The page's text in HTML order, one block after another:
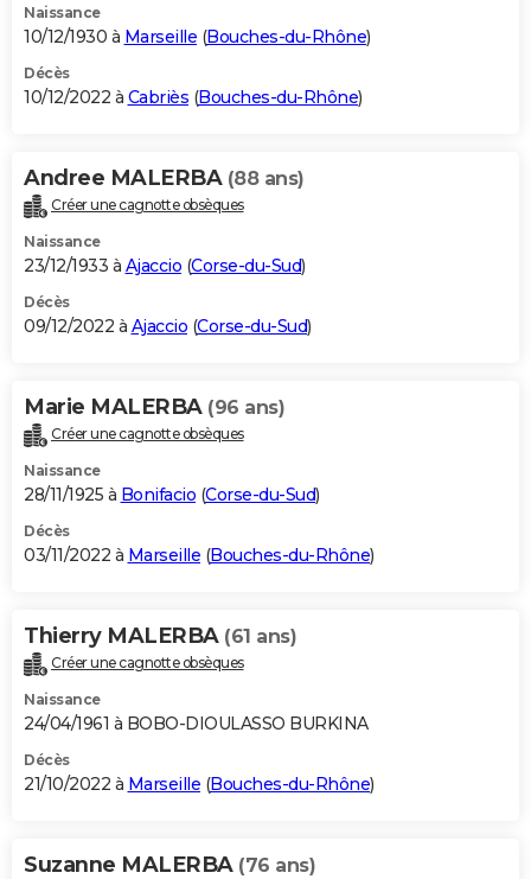
Naissance
10/12/1930 à Marseille (Bouches-du-Rhône)
Décès
10/12/2022 à Cabriès (Bouches-du-Rhône)
Andree MALERBA (88 ans)
Créer une cagnotte obsèques
Naissance
23/12/1933 à Ajaccio (Corse-du-Sud)
Décès
09/12/2022 à Ajaccio (Corse-du-Sud)
Marie MALERBA (96 ans)
Créer une cagnotte obsèques
Naissance
28/11/1925 à Bonifacio (Corse-du-Sud)
Décès
03/11/2022 à Marseille (Bouches-du-Rhône)
Thierry MALERBA (61 ans)
Créer une cagnotte obsèques
Naissance
24/04/1961 à BOBO-DIOULASSO BURKINA
Décès
21/10/2022 à Marseille (Bouches-du-Rhône)
Suzanne MALERBA (76 ans)